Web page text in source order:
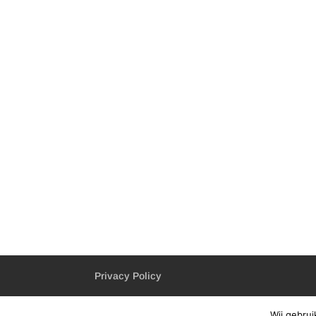
Privacy Policy